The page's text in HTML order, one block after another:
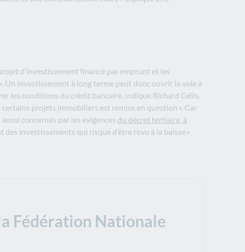
d’investissement financé par emprunt et les
Un investissement à long terme peut donc ouvrir la voie à
les conditions du crédit bancaire, indique Richard Gélis.
projets immobiliers est remise en question ». Car
concernés par les exigences du décret tertiaire, à
investissements qui risque d’être revu à la baisse »
Fédération Nationale